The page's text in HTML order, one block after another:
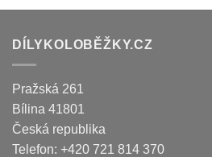
DÍLYKOLOBĚŽKY.CZ
Pražská 261
Bílina 41801
Česká republika
Telefon: +420 721 814 370